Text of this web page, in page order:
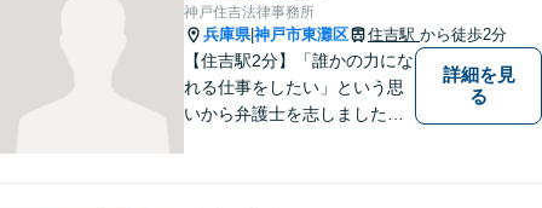
神戸住吉法律事務所
兵庫県|神戸市東灘区 住吉駅 から徒歩2分
【住吉駅2分】「誰かの力にな
れる仕事をしたい」という思
いから弁護士を志しました。
詳細を見
る